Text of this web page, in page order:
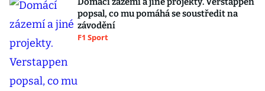
popsal, co mu pomáhá se soustředit na
závodění
F1 Sport